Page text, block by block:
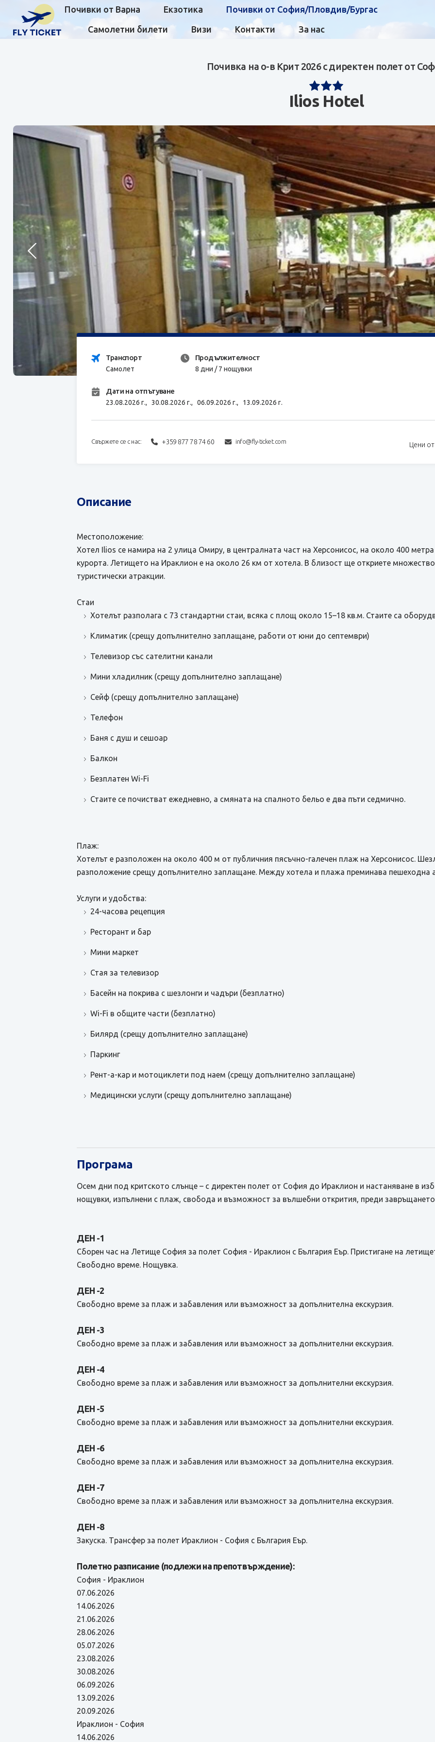
Почивки от Варна Екзотика Почивки от София/Пловдив/Бургас
Самолетни билети Визи Контакти За нас
Почивка на о-в Крит 2026 с директен полет от
Ilios Hotel
Транспорт
Самолет
Продължителност
8 дни / 7 нощувки
Дати на отпътуване
23.08.2026 г.,30.08.2026 г.,06.09.2026 г., 13.09.2026 г.
Свържете се с нас: +359 877 78 74 60 info@fly-ticket.com Цени от
Описание
Местоположение:
Хотел Ilios се намира на 2 улица Омиру, в централната част на Херсонисос, на около 400
курорта. Летището на Ираклион е на около 26 км от хотела. В близост ще откриете
туристически атракции.
Стаи
Хотелът разполага с 73 стандартни стаи, всяка с площ около 15–18 кв.м. Стаите са
Климатик (срещу допълнително заплащане, работи от юни до септември)
Телевизор със сателитни канали
Мини хладилник (срещу допълнително заплащане)
Сейф (срещу допълнително заплащане)
Телефон
Баня с душ и сешоар
Балкон
Безплатен Wi-Fi
Стаите се почистват ежедневно, а смяната на спалното бельо е два пъти седмично.
Плаж:
Хотелът е разположен на около 400 м от публичния пясъчно-галечен плаж на Херсонисос.
разположение срещу допълнително заплащане. Между хотела и плажа преминава пешеходна
Услуги и удобства:
24-часова рецепция
Ресторант и бар
Мини маркет
Стая за телевизор
Басейн на покрива с шезлонги и чадъри (безплатно)
Wi-Fi в общите части (безплатно)
Билярд (срещу допълнително заплащане)
Паркинг
Рент-а-кар и мотоциклети под наем (срещу допълнително заплащане)
Медицински услуги (срещу допълнително заплащане)
Програма
Осем дни под критското слънце – с директен полет от София до Ираклион и настаняване в
нощувки, изпълнени с плаж, свобода и възможност за вълшебни открития, преди
ДЕН -1
Сборен час на Летище София за полет София - Ираклион с България Еър. Пристигане на
Свободно време. Нощувка.
ДЕН -2
Свободно време за плаж и забавления или възможност за допълнителна екскурзия.
ДЕН -3
Свободно време за плаж и забавления или възможност за допълнителни екскурзия.
ДЕН -4
Свободно време за плаж и забавления или възможност за допълнителни екскурзия.
ДЕН -5
Свободно време за плаж и забавления или възможност за допълнителни екскурзия.
ДЕН -6
Свободно време за плаж и забавления или възможност за допълнителна екскурзия.
ДЕН -7
Свободно време за плаж и забавления или възможност за допълнителна екскурзия.
ДЕН -8
Закуска. Tрансфер за полет Ираклион - София с България Еър.
Полетно разписание (подлежи на препотвърждение):
София - Ираклион
07.06.2026
14.06.2026
21.06.2026
28.06.2026
05.07.2026
23.08.2026
30.08.2026
06.09.2026
13.09.2026
20.09.2026
Ираклион - София
14.06.2026